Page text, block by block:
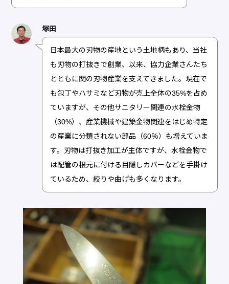
塚田
日本最大の刃物の産地という土地柄もあり、当社
も刃物の打抜きで創業、以来、協力企業さんたち
とともに関の刃物産業を支えてきました。現在で
も包丁やハサミなど刃物が売上全体の35%を占め
ていますが、その他サニタリー関連の水栓金物
（30%）、産業機械や建築金物関連をはじめ特定
の産業に分類されない部品（60％）も増えていま
す。刃物は打抜き加工が主体ですが、水栓金物で
は配管の根元に付ける目隠しカバーなどを手掛け
ているため、絞りや曲げも多くなります。